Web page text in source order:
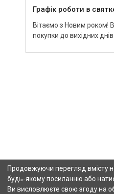
Продовжуючи перегляд вмісту
будь-якому посиланню або
Ви висловлюєте свою згоду на
Графік роботи в
Вітаємо з Новим роком!
покупки до вихідних днів.